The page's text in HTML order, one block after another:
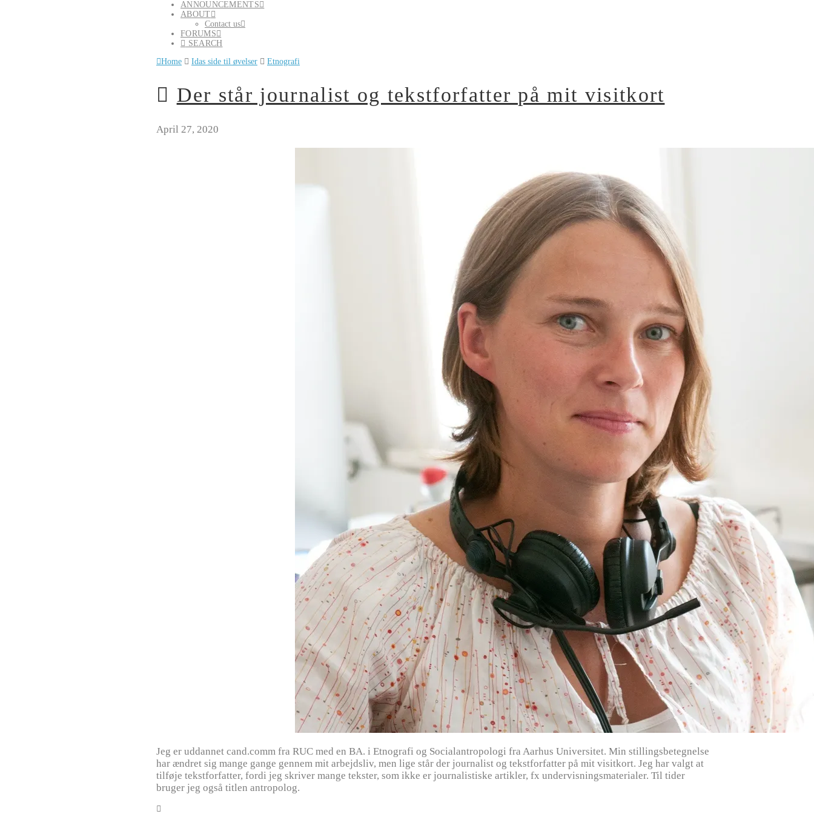
ANNOUNCEMENTS
ABOUT
Contact us
FORUMS
SEARCH
Home
Idas side til øvelser Etnografi
Der står journalist og tekstforfatter på mit visitkort
April 27, 2020
Jeg er uddannet cand.comm fra RUC med en BA. i Etnografi og Socialantropologi fra Aarhus Universitet. Min stillingsbetegnelse
har ændret sig mange gange gennem mit arbejdsliv, men lige står der journalist og tekstforfatter på mit visitkort. Jeg har valgt at
tilføje tekstforfatter, fordi jeg skriver mange tekster, som ikke er journalistiske artikler, fx undervisningsmaterialer. Til tider
bruger jeg også titlen antropolog.